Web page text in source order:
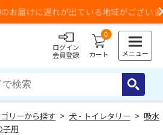
れが出ている地域がございます
ログイン
会員登録
0
カート メニュー
リーから探す > 犬 - トイレタリー > 吸水
子用